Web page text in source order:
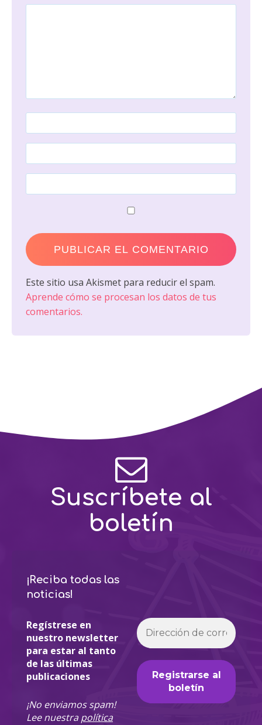
Este sitio usa Akismet para reducir el spam.
Aprende cómo se procesan los datos de tus
comentarios.
Suscríbete al
boletín
¡Reciba todas las
noticias!
Regístrese en
nuestro newsletter
para estar al tanto
de las últimas
publicaciones
¡No enviamos spam!
Lee nuestrapolítica